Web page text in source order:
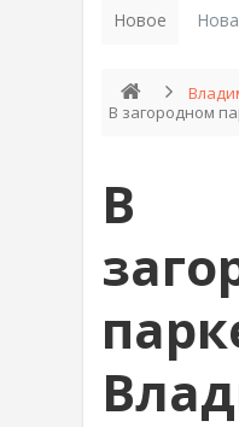
Новое
В загородном
В